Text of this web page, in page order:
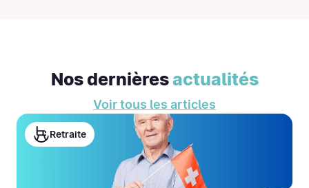
Nos dernièresactualités
Voir tous les articles
Retraite